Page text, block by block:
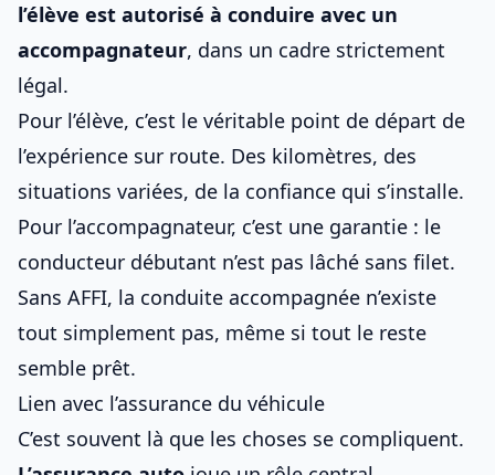
l’élève est autorisé à conduire avec un
accompagnateur, dans un cadre strictement
légal.
Pour l’élève, c’est le véritable point de départ de
l’expérience sur route. Des kilomètres, des
situations variées, de la confiance qui s’installe.
Pour l’accompagnateur, c’est une garantie : le
conducteur débutant n’est pas lâché sans filet.
Sans AFFI, la conduite accompagnée n’existe
tout simplement pas, même si tout le reste
semble prêt.
Lien avec l’assurance du véhicule
C’est souvent là que les choses se compliquent.